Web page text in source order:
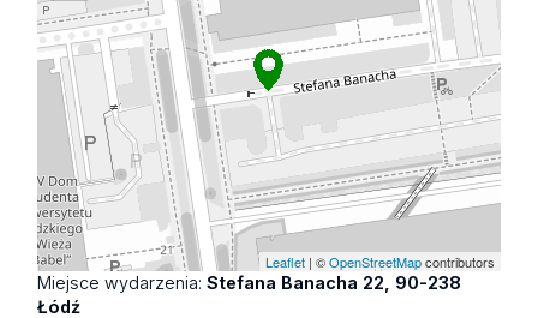
Leaflet| ©OpenStreetMapcontributors
Miejsce wydarzenia:Stefana Banacha 22, 90-238
Łódź